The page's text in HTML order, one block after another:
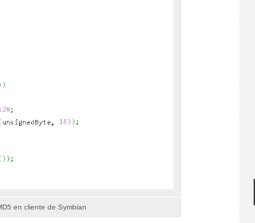
en cliente de Symbian